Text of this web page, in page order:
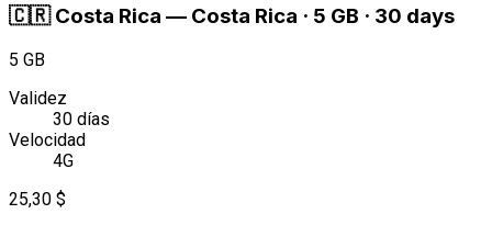
🇨🇷 Costa Rica — Costa Rica · 5 GB · 30 days
5 GB
Validez
30 días
Velocidad
4G
25,30 $